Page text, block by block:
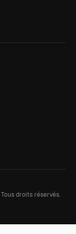
Tous droits réservés.